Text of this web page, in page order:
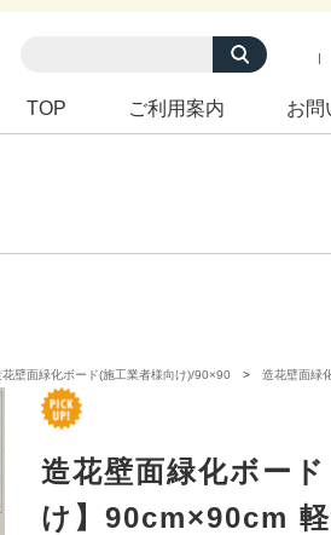
TOP ご利用案内 お問
花壁面緑化ボード(施工業者様向け)/90×90 造花壁面緑
造花壁面緑化ボー
け】90cm×90cm